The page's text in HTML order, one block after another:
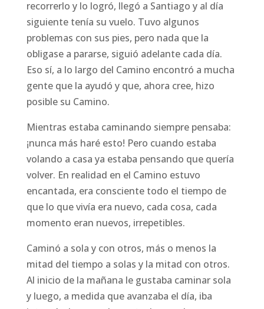
recorrerlo y lo logró, llegó a Santiago y al día
siguiente tenía su vuelo. Tuvo algunos
problemas con sus pies, pero nada que la
obligase a pararse, siguió adelante cada día.
Eso sí, a lo largo del Camino encontró a mucha
gente que la ayudó y que, ahora cree, hizo
posible su Camino.
Mientras estaba caminando siempre pensaba:
¡nunca más haré esto! Pero cuando estaba
volando a casa ya estaba pensando que quería
volver. En realidad en el Camino estuvo
encantada, era consciente todo el tiempo de
que lo que vivía era nuevo, cada cosa, cada
momento eran nuevos, irrepetibles.
Caminó a sola y con otros, más o menos la
mitad del tiempo a solas y la mitad con otros.
Al inicio de la mañana le gustaba caminar sola
y luego, a medida que avanzaba el día, iba